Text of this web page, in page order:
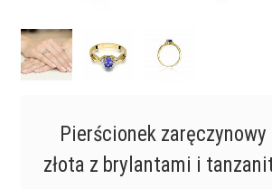
Pierścionek zaręczynowy
złota z brylantami i